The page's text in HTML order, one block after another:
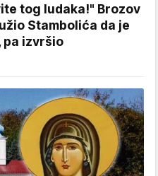
tog ludaka!" Brozov
Stambolića da je
pa izvršio